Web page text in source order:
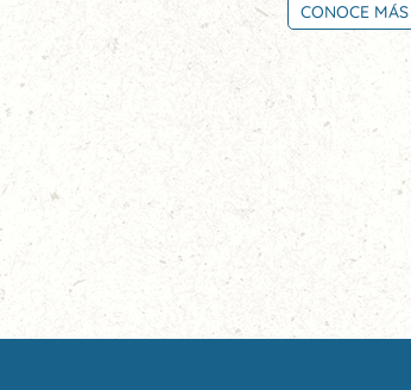
CONOCE MÁS